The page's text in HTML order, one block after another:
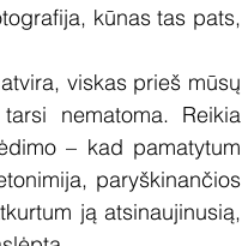
kūnas tas pats,
viskas prieš mūsų
nematoma. Reikia
– kad pamatytum
paryškinančios
ją atsinaujinusią,